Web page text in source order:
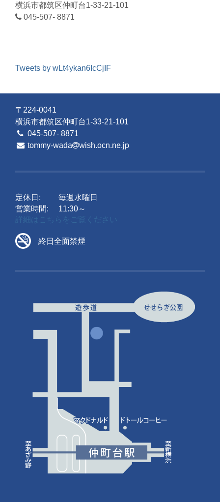
横浜市都筑区仲町台1-33-21-101
045-507- 8871
Tweets by wLt4ykan6IcCjIF
〒224-0041
横浜市都筑区仲町台1-33-21-101
045-507- 8871
tommy-wada
wish.ocn.ne.jp
定休日:
毎週水曜日
営業時間:
11:30～
詳細はこちらをご覧ください
終日全面禁煙